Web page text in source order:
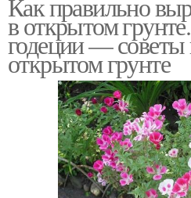
Как правильно
в открытом
годеции — советы
открытом грунте